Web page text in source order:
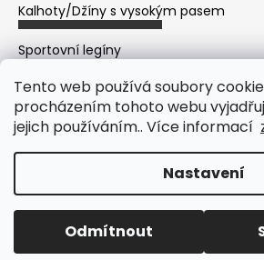
Tento web používá soubory
procházením tohoto webu
jejich používáním.. Více informací
Nastavení
Odmítnout
Kalhoty/Džíny s vysokým pasem
Sportovní legíny
Volnočasové legíny
Počet hlasů:402
Vytvořil Shoptet
Copyright 2026Prémiová Italská
Trussardi, Versace, Michael
Všechna práva vyhrazena.
Upravit